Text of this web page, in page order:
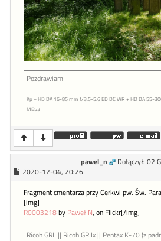
Pozdrawiam
Kp + HD DA 16-85 mm f/3.5-5.6 ED DC WR + HD DA 55-
ME53
pawel_n
Dołączył: 02
2020-12-04, 20:26
Fragment cmentarza przy Cerkwi pw. Św.
[img]
R0003218by Paweł N, on Flickr[/img]
Ricoh GRII || Ricoh GRIIx || Pentax K-70 (z